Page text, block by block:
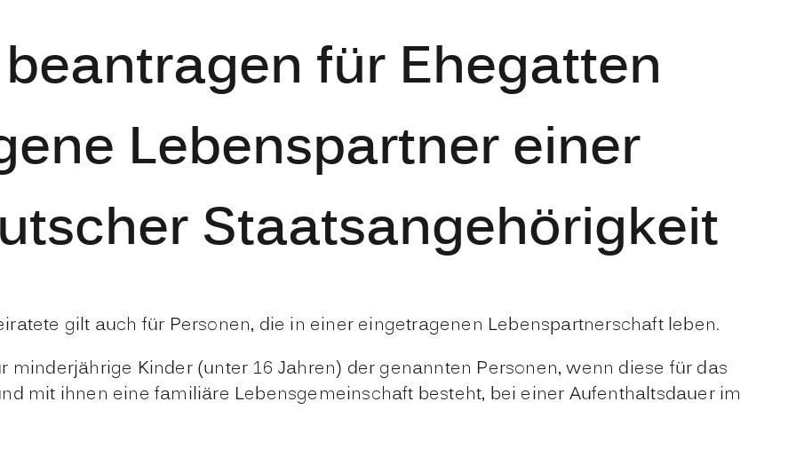
für Ehegatten
Lebenspartner einer
Staatsangehörigkeit
gilt auch für Personen, die in einer eingetragenen Lebenspartnerschaft leben.
Kinder (unter 16 Jahren) der genannten Personen, wenn diese für das
mit ihnen eine familiäre Lebensgemeinschaft besteht, bei einer Aufenthaltsdauer im